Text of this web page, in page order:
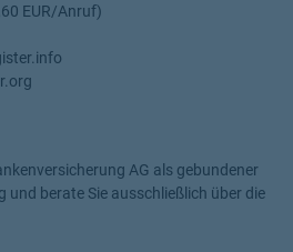
EUR/Anruf)
AG als gebundener
berate Sie ausschließlich über die